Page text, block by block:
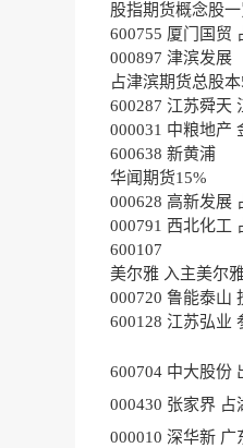
股指期货概念股
600755 厦门国贸
000897 津滨发展
占津滨期货总股本
600287 江苏舜天
000031 中粮地产
600638 新黄浦
华闻期货15%
000628 高新发展
000791 西北化工
600107
美尔雅 入主美尔
000720 鲁能泰山
600128 江苏弘业
600704 中大股份
000430 张家界 占
000010 深华新 广